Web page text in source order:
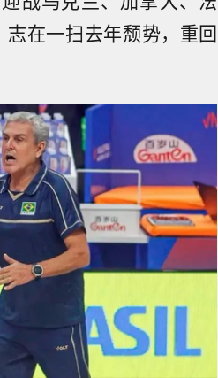
在一扫去年颓势，重回